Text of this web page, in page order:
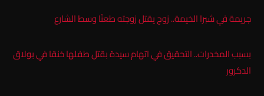
جريمة في شبرا الخيمة.. زوج يقتل زوجته طعنًا وسط الشارع
بسبب المخدرات.. التحقيق في اتهام سيدة بقتل طفلها خنقا في بولاق
الدكرور